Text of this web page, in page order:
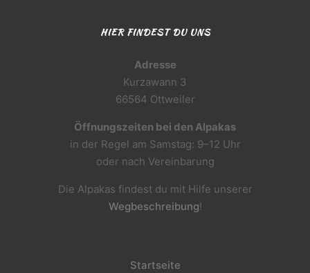
HIER FINDEST DU UNS
Adresse
Kurzawann 3
66564 Ottweiler
Öffnungszeiten bei den Alpakas
in der Regel am Samstag: 9–12 Uhr
oder nach Vereinbarung
Die Alpakas findest du mit Hilfe unserer
Wegbeschreibung!
Startseite